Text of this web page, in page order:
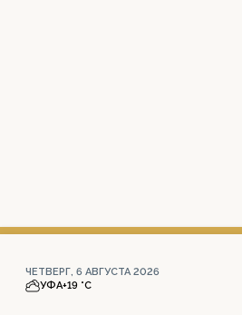
ЧЕТВЕРГ, 6 АВГУСТА 2026
УФА+19 °С